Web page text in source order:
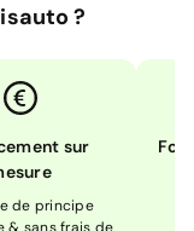
?
sur
de principe